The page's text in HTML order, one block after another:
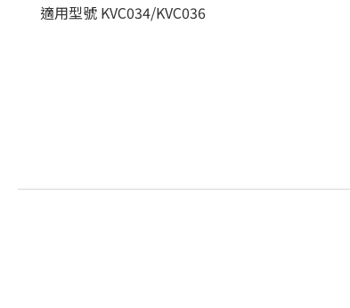
適用型號 KVC034/KVC036